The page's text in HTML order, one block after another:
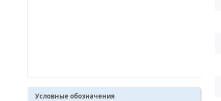
Условные обозначения